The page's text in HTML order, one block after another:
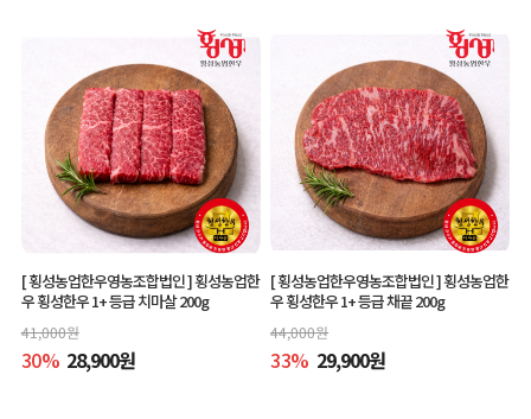
[ 횡성농업한우영농조합법인 ]횡성농업한
우 횡성한우 1+ 등급 치마살 200g
41,000원
30% 28,900원
[ 횡성농업한우영농조합법인 ]횡성농업한
우 횡성한우 1+ 등급 채끝 200g
44,000원
33% 29,900원